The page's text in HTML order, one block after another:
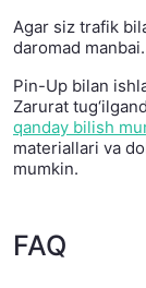
Agar siz trafik
daromad manbai.
Pin-Up bilan
Zarurat
qanday bilish
materiallari va
mumkin.
FAQ